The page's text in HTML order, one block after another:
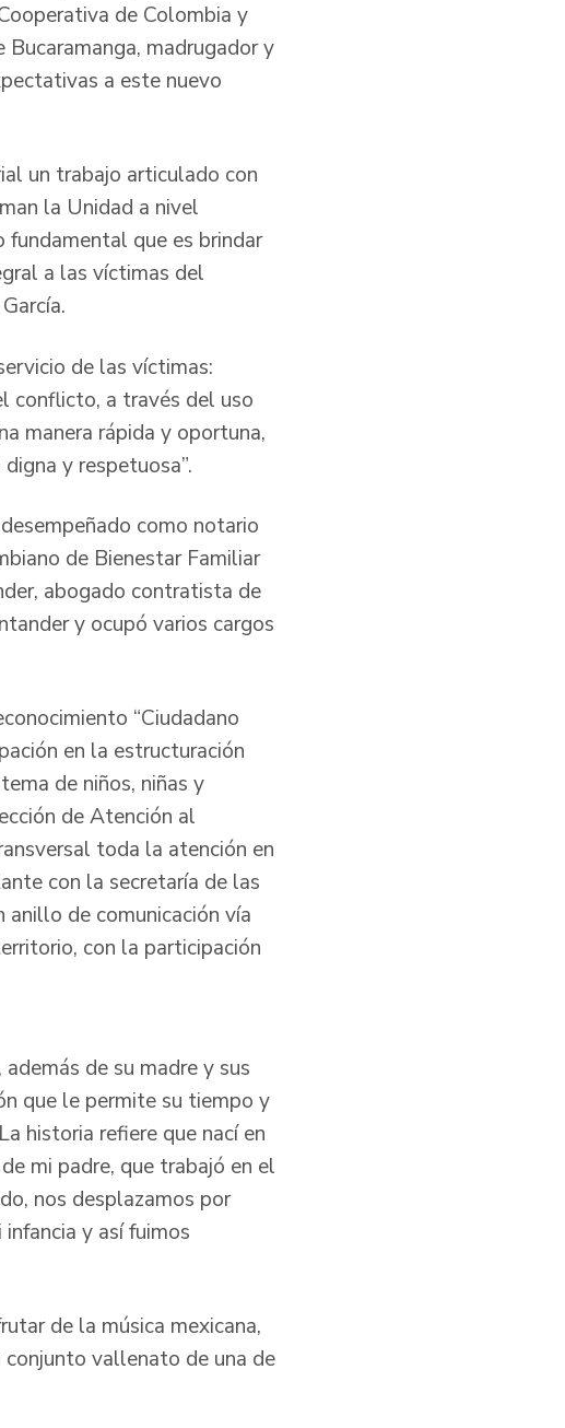
de Colombia y
madrugador y
a este nuevo
un trabajo articulado con
la Unidad a nivel
que es brindar
a las víctimas del
de las víctimas:
conflicto, a través del uso
manera rápida y oportuna,
y respetuosa”.
como notario
de Bienestar Familiar
abogado contratista de
y ocupó varios cargos
“Ciudadano
en la estructuración
de niños, niñas y
de Atención al
toda la atención en
con la secretaría de las
anillo de comunicación vía
con la participación
de su madre y sus
que le permite su tiempo y
historia refiere que nací en
mi padre, que trabajó en el
nos desplazamos por
y así fuimos
de la música mexicana,
vallenato de una de